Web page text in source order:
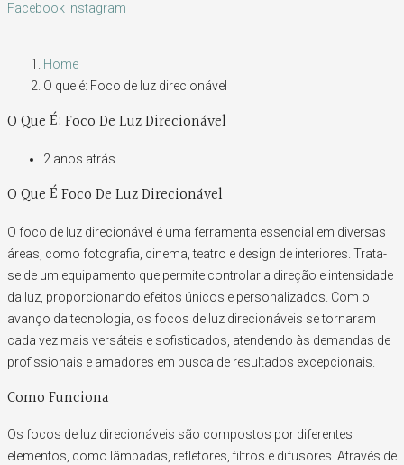
Facebook Instagram
Home
O que é: Foco de luz direcionável
O Que É: Foco De Luz Direcionável
2 anos atrás
O Que É Foco De Luz Direcionável
O foco de luz direcionável é uma ferramenta essencial em diversas
áreas, como fotografia, cinema, teatro e design de interiores. Trata-
se de um equipamento que permite controlar a direção e intensidade
da luz, proporcionando efeitos únicos e personalizados. Com o
avanço da tecnologia, os focos de luz direcionáveis se tornaram
cada vez mais versáteis e sofisticados, atendendo às demandas de
profissionais e amadores em busca de resultados excepcionais.
Como Funciona
Os focos de luz direcionáveis são compostos por diferentes
elementos, como lâmpadas, refletores, filtros e difusores. Através de